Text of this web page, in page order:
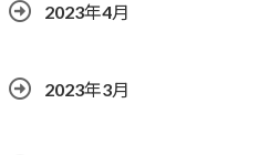
2023年4月
2023年3月